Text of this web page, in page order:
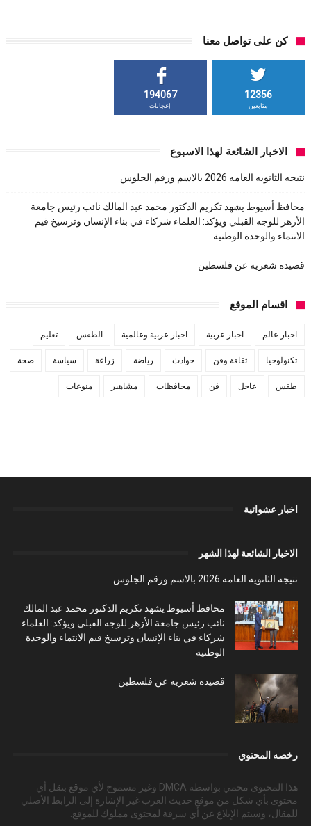
كن على تواصل معنا
12356
متابعين
194067
إعجابات
الاخبار الشائعة لهذا الاسبوع
نتيجه الثانويه العامه 2026 بالاسم ورقم الجلوس
محافظ أسيوط يشهد تكريم الدكتور محمد عبد المالك نائب رئيس جامعة
الأزهر للوجه القبلي ويؤكد: العلماء شركاء في بناء الإنسان وترسيخ قيم
الانتماء والوحدة الوطنية
قصيده شعريه عن فلسطين
اقسام الموقع
اخبار عالم اخبار عربية اخبار عربية وعالمية الطقس تعليم
تكنولوجيا ثقافة وفن حوادث رياضة زراعة سياسة صحة
طقس عاجل فن محافظات مشاهير منوعات
اخبار عشوائية
الاخبار الشائعة لهذا الشهر
نتيجه الثانويه العامه 2026 بالاسم ورقم الجلوس
محافظ أسيوط يشهد تكريم الدكتور محمد عبد المالك
نائب رئيس جامعة الأزهر للوجه القبلي ويؤكد: العلماء
شركاء في بناء الإنسان وترسيخ قيم الانتماء والوحدة
الوطنية
قصيده شعريه عن فلسطين
رخصه المحتوي
هذا المحتوى محمي بواسطة DMCA وغير مسموح لأي موقع بنقل أي
محتوى بأي شكل من موقع حديث العرب غير الإشارة إلى الرابط الأصلي
للمقال، وسيتم الإبلاغ عن أي سرقة لمحتوى مملوك للموقع.